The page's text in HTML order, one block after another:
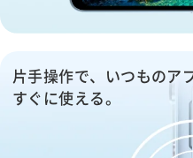
片手操作で、いつものア
すぐに使える。